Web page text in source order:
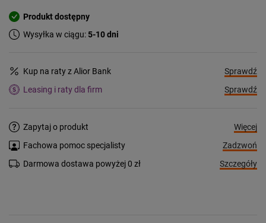
Produkt dostępny
Wysyłka w ciągu:5-10 dni
Kup na raty z Alior Bank
Sprawdź
Leasing i raty dla firm
Sprawdź
Zapytaj o produkt
Więcej
Fachowa pomoc specjalisty
Zadzwoń
Darmowa dostawa powyżej 0 zł
Szczegóły